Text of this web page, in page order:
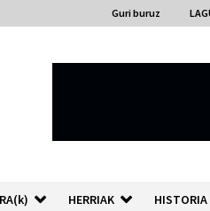
Guri buruz
HERRIAK HISTORIA